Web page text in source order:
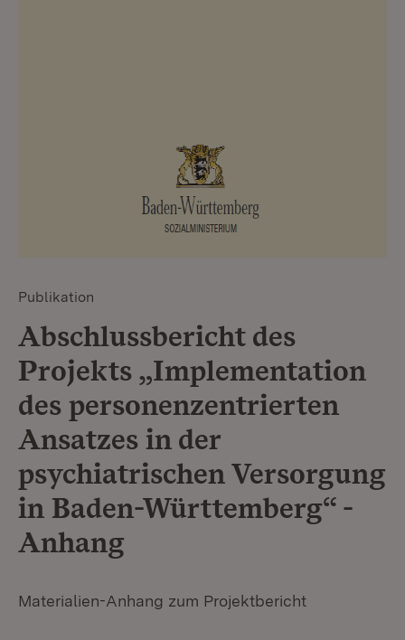
Publikation
Abschlussbericht des
Projekts „Implementation
des personenzentrierten
Ansatzes in der
psychiatrischen Versorgung
in Baden-Württemberg“ -
Anhang
Materialien-Anhang zum Projektbericht